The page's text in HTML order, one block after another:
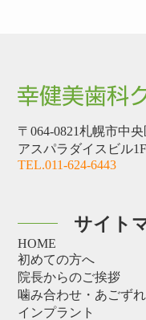
〒064-0821札幌市中
アスパラダイスビル1F
TEL.011-624-6443
サイト
HOME
初めての方へ
院長からのご挨拶
噛み合わせ・あごず
インプラント